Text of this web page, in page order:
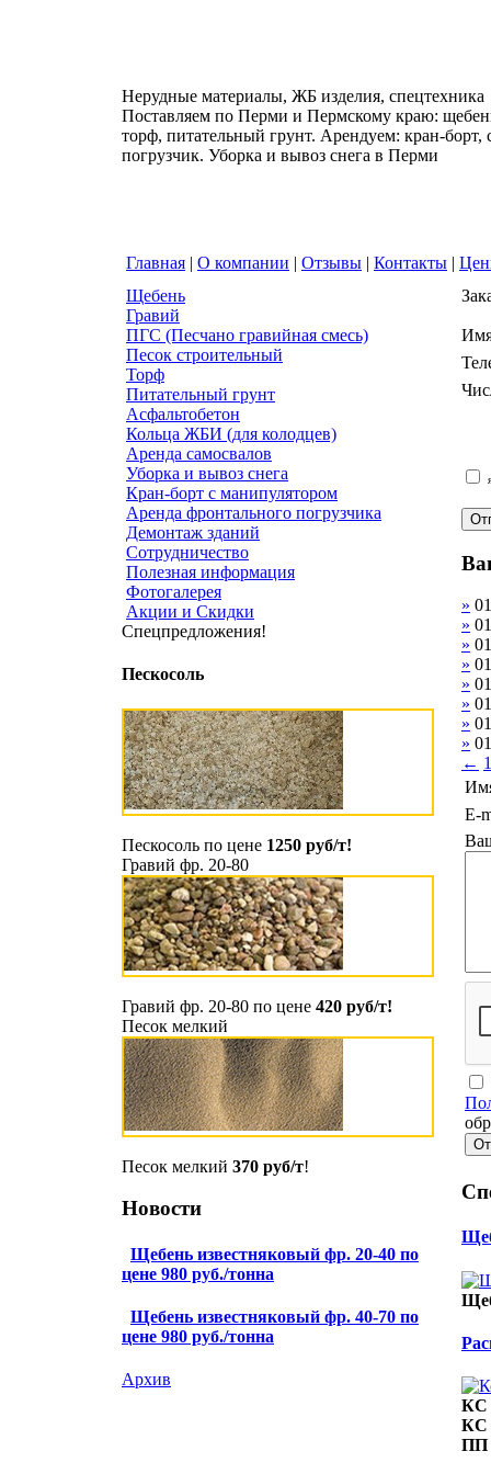
Нерудные материалы, ЖБ изделия, спецтехника
Поставляем по Перми и Пермскому краю:
торф, питательный грунт. Арендуем: кран-
погрузчик. Уборка и вывоз снега в Перми
Главная | О компании | Отзывы | Контакты |
Щебень
Гравий
ПГС (Песчано гравийная смесь)
Песок строительный
Торф
Питательный грунт
Асфальтобетон
Кольца ЖБИ (для колодцев)
Аренда самосвалов
Уборка и вывоз снега
Кран-борт с манипулятором
Аренда фронтального погрузчика
Демонтаж зданий
Сотрудничество
Полезная информация
Фотогалерея
Акции и Скидки
Спецпредложения!
Пескосоль
Пескосоль по цене 1250 руб/т!
Гравий фр. 20-80
Гравий фр. 20-80 по цене 420 руб/т!
Песок мелкий
Песок мелкий 370 руб/т!
Новости
Щебень известняковый фр. 20-40 по
цене 980 руб./тонна
Щебень известняковый фр. 40-70 по
цене 980 руб./тонна
Архив
»
»
»
»
»
»
»
»
← 1
E-
КС
КС
ПП